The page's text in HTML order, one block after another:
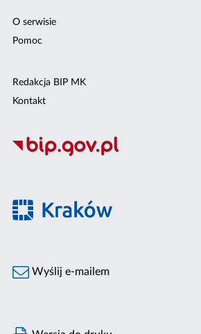
O serwisie
Pomoc
Redakcja BIP MK
Kontakt
Wyślij e-mailem